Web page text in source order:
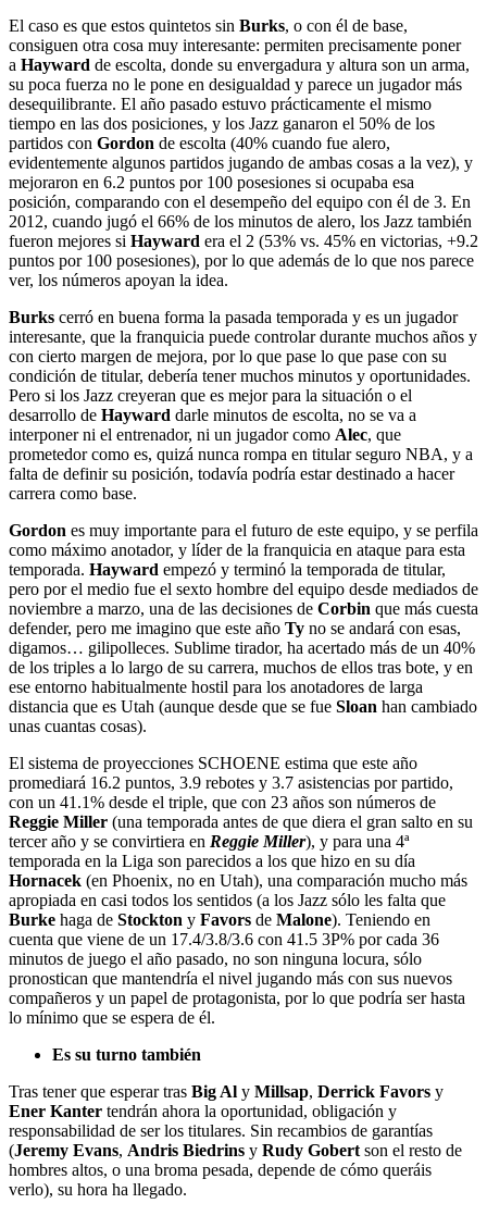
El caso es que estos quintetos sin Burks, o con él de base,
consiguen otra cosa muy interesante: permiten precisamente poner
a Hayward de escolta, donde su envergadura y altura son un arma,
su poca fuerza no le pone en desigualdad y parece un jugador más
desequilibrante. El año pasado estuvo prácticamente el mismo
tiempo en las dos posiciones, y los Jazz ganaron el 50% de los
partidos con Gordon de escolta (40% cuando fue alero,
evidentemente algunos partidos jugando de ambas cosas a la vez), y
mejoraron en 6.2 puntos por 100 posesiones si ocupaba esa
posición, comparando con el desempeño del equipo con él de 3. En
2012, cuando jugó el 66% de los minutos de alero, los Jazz también
fueron mejores si Hayward era el 2 (53% vs. 45% en victorias, +9.2
puntos por 100 posesiones), por lo que además de lo que nos parece
ver, los números apoyan la idea.
Burks cerró en buena forma la pasada temporada y es un jugador
interesante, que la franquicia puede controlar durante muchos años y
con cierto margen de mejora, por lo que pase lo que pase con su
condición de titular, debería tener muchos minutos y oportunidades.
Pero si los Jazz creyeran que es mejor para la situación o el
desarrollo de Hayward darle minutos de escolta, no se va a
interponer ni el entrenador, ni un jugador como Alec, que
prometedor como es, quizá nunca rompa en titular seguro NBA, y a
falta de definir su posición, todavía podría estar destinado a hacer
carrera como base.
Gordon es muy importante para el futuro de este equipo, y se perfila
como máximo anotador, y líder de la franquicia en ataque para esta
temporada. Hayward empezó y terminó la temporada de titular,
pero por el medio fue el sexto hombre del equipo desde mediados de
noviembre a marzo, una de las decisiones de Corbin que más cuesta
defender, pero me imagino que este año Ty no se andará con esas,
digamos… gilipolleces. Sublime tirador, ha acertado más de un 40%
de los triples a lo largo de su carrera, muchos de ellos tras bote, y en
ese entorno habitualmente hostil para los anotadores de larga
distancia que es Utah (aunque desde que se fue Sloan han cambiado
unas cuantas cosas).
El sistema de proyecciones SCHOENE estima que este año
promediará 16.2 puntos, 3.9 rebotes y 3.7 asistencias por partido,
con un 41.1% desde el triple, que con 23 años son números de
Reggie Miller (una temporada antes de que diera el gran salto en su
tercer año y se convirtiera en Reggie Miller), y para una 4ª
temporada en la Liga son parecidos a los que hizo en su día
Hornacek (en Phoenix, no en Utah), una comparación mucho más
apropiada en casi todos los sentidos (a los Jazz sólo les falta que
Burke haga de Stockton y Favors de Malone). Teniendo en
cuenta que viene de un 17.4/3.8/3.6 con 41.5 3P% por cada 36
minutos de juego el año pasado, no son ninguna locura, sólo
pronostican que mantendría el nivel jugando más con sus nuevos
compañeros y un papel de protagonista, por lo que podría ser hasta
lo mínimo que se espera de él.
Es su turno también
Tras tener que esperar tras Big Al y Millsap, Derrick Favors y
Ener Kanter tendrán ahora la oportunidad, obligación y
responsabilidad de ser los titulares. Sin recambios de garantías
(Jeremy Evans, Andris Biedrins y Rudy Gobert son el resto de
hombres altos, o una broma pesada, depende de cómo queráis
verlo), su hora ha llegado.